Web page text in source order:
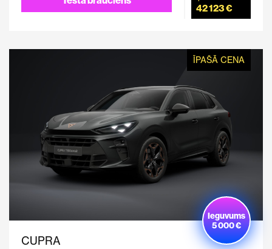
42 123 €
ĪPAŠĀ CENA
CUPRA
Ieguvums
5 000 €